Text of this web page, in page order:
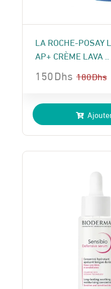
LA ROCHE-POSAY
AP+ CRÈME LAVA ..
180Dhs
prix
initial
était :
180 Dhs.
150Dhs
prix
actuel
est :
150 Dhs.